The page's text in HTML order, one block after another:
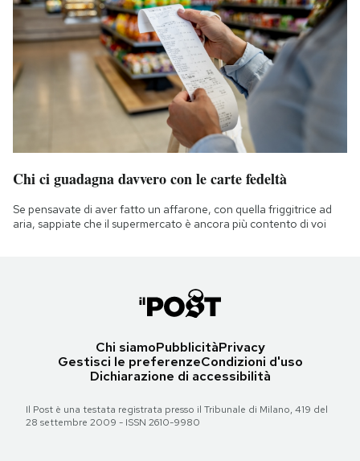
Chi ci guadagna davvero con le carte fedeltà
Se pensavate di aver fatto un affarone, con quella friggitrice ad
aria, sappiate che il supermercato è ancora più contento di voi
Chi siamoPubblicitàPrivacy
Gestisci le preferenzeCondizioni d'uso
Dichiarazione di accessibilità
Il Post è una testata registrata presso il Tribunale di Milano, 419 del
28 settembre 2009 - ISSN 2610-9980